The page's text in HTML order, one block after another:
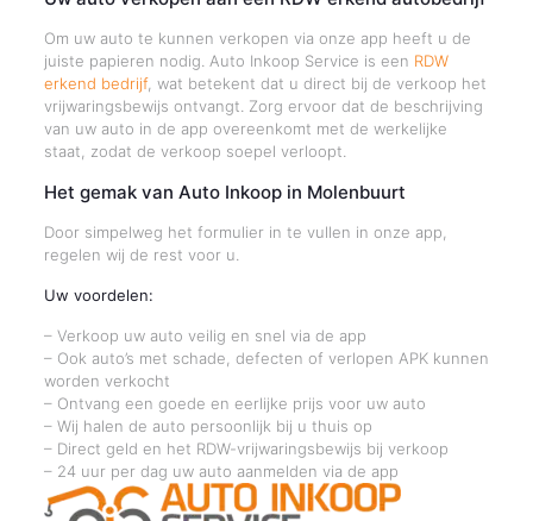
Om uw auto te kunnen verkopen via onze app heeft u de
juiste papieren nodig. Auto Inkoop Service is een RDW
erkend bedrijf, wat betekent dat u direct bij de verkoop het
vrijwaringsbewijs ontvangt. Zorg ervoor dat de beschrijving
van uw auto in de app overeenkomt met de werkelijke
staat, zodat de verkoop soepel verloopt.
Het gemak van Auto Inkoop in Molenbuurt
Door simpelweg het formulier in te vullen in onze app,
regelen wij de rest voor u.
Uw voordelen:
– Verkoop uw auto veilig en snel via de app
– Ook auto’s met schade, defecten of verlopen APK kunnen
worden verkocht
– Ontvang een goede en eerlijke prijs voor uw auto
– Wij halen de auto persoonlijk bij u thuis op
– Direct geld en het RDW-vrijwaringsbewijs bij verkoop
– 24 uur per dag uw auto aanmelden via de app